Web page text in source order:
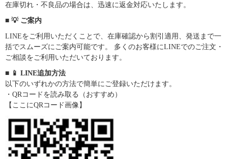
在庫切れ・不良品の場合は、迅速に返金対応いたします。
■ 💡 ご案内
LINEをご利用いただくことで、在庫確認から割引適用、発送まで一
括でスムーズにご案内可能です。 多くのお客様にLINEでのご注文・
ご相談をご利用いただいております。
■ 📱 LINE追加方法
以下のいずれかの方法で簡単にご登録いただけます。
・QRコードを読み取る（おすすめ）
【ここにQRコード画像】